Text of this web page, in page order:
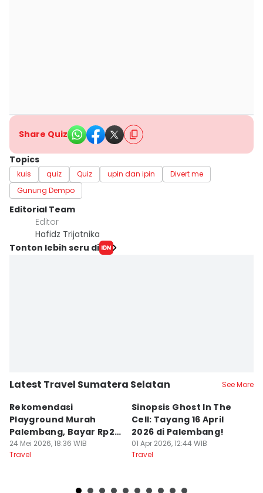
Share Quiz
Topics
kuis quiz Quiz upin dan ipin
Divert me
Gunung Dempo
Editorial Team
Editor
Hafidz Trijatnika
Tonton lebih seru di
Latest Travel Sumatera Selatan See More
Rekomendasi
Playground Murah
Palembang, Bayar Rp20
Ribu Main Sepuasnya
24 Mei 2026, 18:36 WIB
Travel
Sinopsis Ghost In The
Cell: Tayang 16 April
2026 di Palembang!
01 Apr 2026, 12:44 WIB
Travel